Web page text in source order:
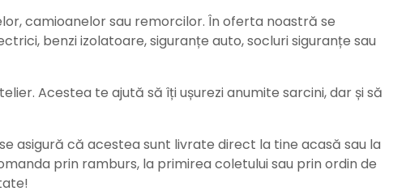
camioanelor sau remorcilor. În oferta noastră se
benzi izolatoare, siguranțe auto, socluri siguranțe sau
Acestea te ajută să îți ușurezi anumite sarcini, dar și să
asigură că acestea sunt livrate direct la tine acasă sau la
prin ramburs, la primirea coletului sau prin ordin de